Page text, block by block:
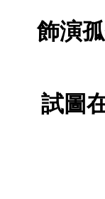
飾演
試圖